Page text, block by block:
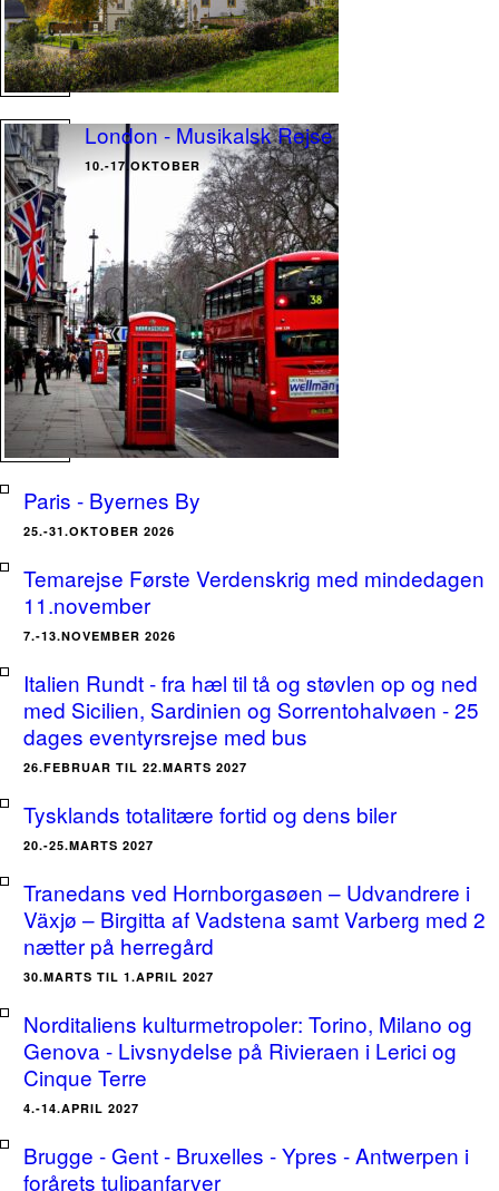
London - Musikalsk Rejse
10.-17.OKTOBER
Paris - Byernes By
25.-31.OKTOBER 2026
Temarejse Første Verdenskrig med mindedagen
11.november
7.-13.NOVEMBER 2026
Italien Rundt - fra hæl til tå og støvlen op og ned
med Sicilien, Sardinien og Sorrentohalvøen - 25
dages eventyrsrejse med bus
26.FEBRUAR TIL 22.MARTS 2027
Tysklands totalitære fortid og dens biler
20.-25.MARTS 2027
Tranedans ved Hornborgasøen – Udvandrere i
Växjø – Birgitta af Vadstena samt Varberg med 2
nætter på herregård
30.MARTS TIL 1.APRIL 2027
Norditaliens kulturmetropoler: Torino, Milano og
Genova - Livsnydelse på Rivieraen i Lerici og
Cinque Terre
4.-14.APRIL 2027
Brugge - Gent - Bruxelles - Ypres - Antwerpen i
forårets tulipanfarver